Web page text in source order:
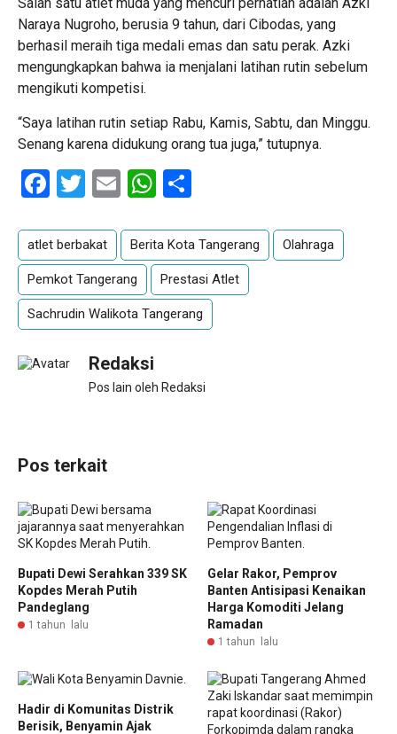
Naraya Nugroho, berusia 9 tahun, dari Cibodas, yang
berhasil meraih tiga medali emas dan satu perak. Azki
mengungkapkan bahwa ia menjalani latihan rutin sebelum
mengikuti kompetisi.
“Saya latihan rutin setiap Rabu, Kamis, Sabtu, dan Minggu.
Senang karena didukung orang tua juga,” tutupnya.
Facebook
Twitter
EmailWhatsApp
atlet berbakat Berita Kota Tangerang Olahraga
Pemkot Tangerang Prestasi Atlet
Sachrudin Walikota Tangerang
Redaksi
Pos lain oleh Redaksi
Pos terkait
Bupati Dewi Serahkan 339 SK
Kopdes Merah Putih
Pandeglang
1 tahun lalu
Gelar Rakor, Pemprov
Banten Antisipasi Kenaikan
Harga Komoditi Jelang
Ramadan
1 tahun lalu
Hadir di Komunitas Distrik
Berisik, Benyamin Ajak